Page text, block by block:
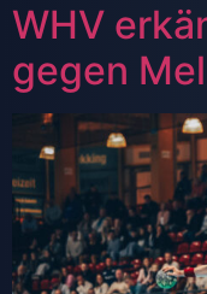
WHV
gegen